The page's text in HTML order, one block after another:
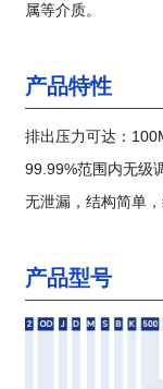
属等介质。
产品特性
排出压力可达：
99.99%范围内无级
无泄漏，结构简单
产品型号